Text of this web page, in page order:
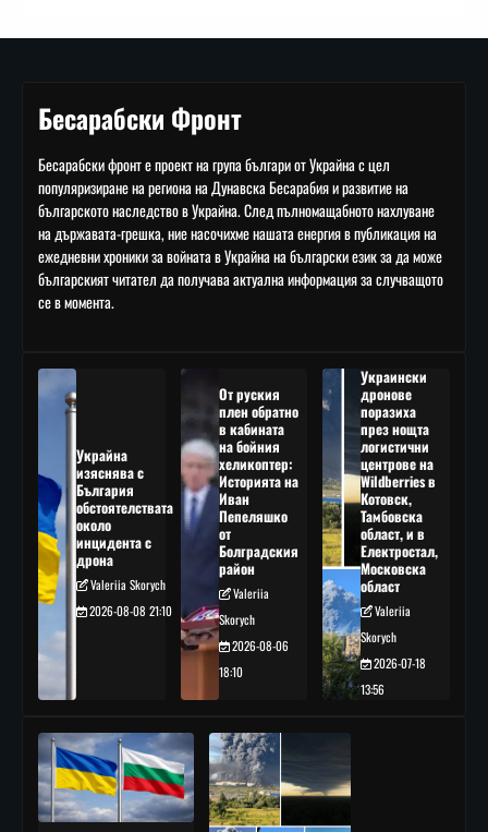
Бесарабски Фронт
Бесарабски фронт е проект на група българи от Украйна с цел
популяризиране на региона на Дунавска Бесарабия и развитие на
българското наследство в Украйна. След пълномащабното нахлуване
на държавата-грешка, ние насочихме нашата енергия в публикация на
ежедневни хроники за войната в Украйна на български език за да може
българският читател да получава актуална информация за случващото
се в момента.
Украйна
изяснява с
България
обстоятелствата
около
инцидента с
дрона
Valeriia Skorych
2026-08-08 21:10
От руския
плен обратно
в кабината
на бойния
хеликоптер:
Историята на
Иван
Пепеляшко
от
Болградския
район
Valeriia
Skorych
2026-08-06
18:10
Украински
дронове
поразиха
през нощта
логистични
центрове на
Wildberries в
Котовск,
Тамбовска
област, и в
Електростал,
Московска
област
Valeriia
Skorych
2026-07-18
13:56